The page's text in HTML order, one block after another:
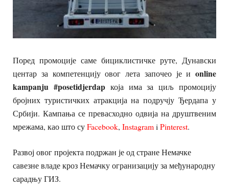
Поред промоције саме бициклистичке руте, Дунавски
центар за компетенцију овог лета започео је и online
kampanju #posetidjerdapкоја има за циљ промоцију
бројних туристичких атракција на подручју Ђердапа у
Србији. Кампања се превасходно одвија на друштвеним
мрежама, као што суFacebook, Instagram i Pinterest.
Развој овог пројекта подржан је од стране Немачке
савезне владе кроз Немачку огранизацију за међународну
сарадњу ГИЗ.